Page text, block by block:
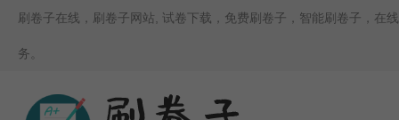
刷卷子在线，刷卷子网站, 试卷下载，免费刷卷子，智能刷卷子，在
务。